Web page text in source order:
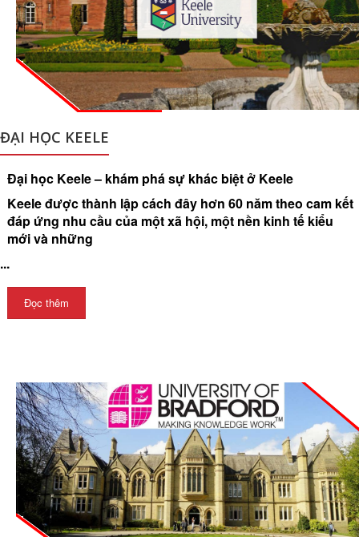
ĐẠI HỌC KEELE
Đại học Keele – khám phá sự khác biệt ở Keele
Keele được thành lập cách đây hơn 60 năm theo cam kết
đáp ứng nhu cầu của một xã hội, một nền kinh tế kiểu
mới và những
...
Đọc thêm